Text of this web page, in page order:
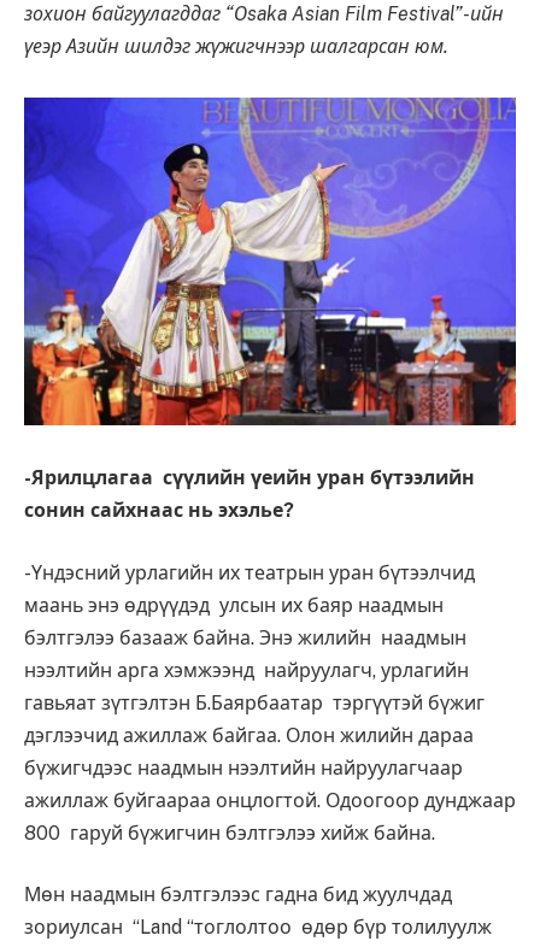
зохион байгуулагддаг “Osaka Asian Film Festival”-ийн
үеэр Азийн шилдэг жүжигчнээр шалгарсан юм.
-Ярилцлагаа сүүлийн үеийн уран бүтээлийн
сонин сайхнаас нь эхэлье?
-Үндэсний урлагийн их театрын уран бүтээлчид
маань энэ өдрүүдэд улсын их баяр наадмын
бэлтгэлээ базааж байна. Энэ жилийн наадмын
нээлтийн арга хэмжээнд найруулагч, урлагийн
гавьяат зүтгэлтэн Б.Баярбаатар тэргүүтэй бүжиг
дэглээчид ажиллаж байгаа. Олон жилийн дараа
бүжигчдээс наадмын нээлтийн найруулагчаар
ажиллаж буйгаараа онцлогтой. Одоогоор дунджаар
800 гаруй бүжигчин бэлтгэлээ хийж байна.
Мөн наадмын бэлтгэлээс гадна бид жуулчдад
зориулсан “Land “тоглолтоо өдөр бүр толилуулж